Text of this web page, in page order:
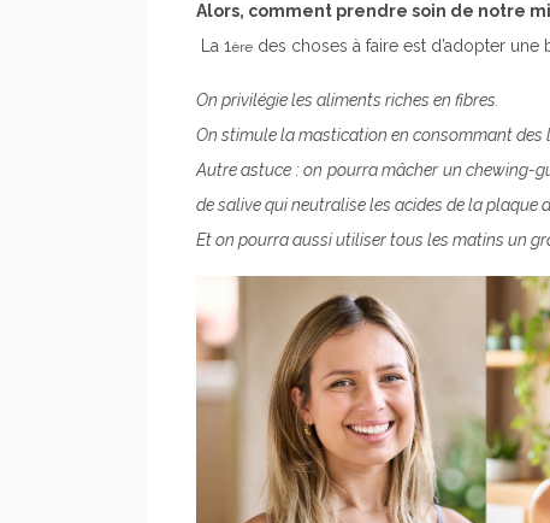
Alors, comment prendre soin de notre
La 1ère des choses à faire est d’adopter
On privilégie les aliments riches en fibres.
On stimule la mastication en consommant des
Autre astuce : on pourra mâcher un chewing-
de salive qui neutralise les acides de la plaque
Et on pourra aussi utiliser tous les matins un